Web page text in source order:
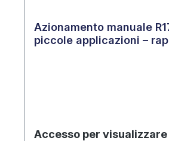
Azionamento manuale
piccole applicazioni –
Accesso per visualizzare